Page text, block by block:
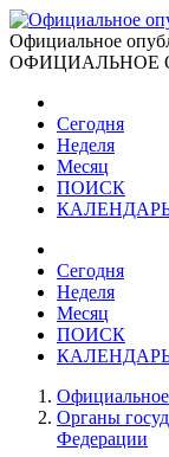
Официальное
ОФИЦИАЛЬНОЕ
Сегодня
Неделя
Месяц
ПОИСК
Сегодня
Неделя
Месяц
ПОИСК
Органы
Федерации